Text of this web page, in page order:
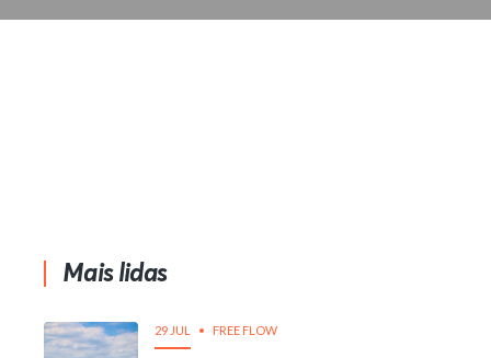
Mais lidas
29 JUL FREE FLOW